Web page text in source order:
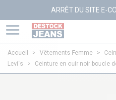
ARRÊT DU SITE E-
Accueil > Vêtements Femme >
Levi's
> Ceinture en cuir noir boucle